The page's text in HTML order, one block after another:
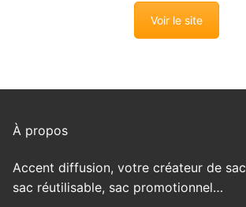
Voir le site
À propos
Accent diffusion, votre créateur de
sac réutilisable, sac promotionnel…